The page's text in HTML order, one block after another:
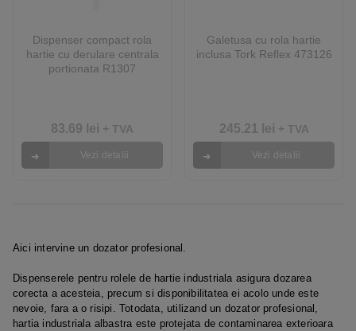
Dispenser compact rola
hartie cu derulare centrala
portionata R1307
83.69 lei + TVA
Vezi detalii
Galetusa cu rola hartie
inclusa Tork Reflex 473126
245.21 lei + TVA
Vezi detalii
Aici intervine un dozator profesional.
Dispenserele pentru rolele de hartie industriala asigura dozarea
corecta a acesteia, precum si disponibilitatea ei acolo unde este
nevoie, fara a o risipi. Totodata, utilizand un dozator profesional,
hartia industriala albastra este protejata de contaminarea exterioara